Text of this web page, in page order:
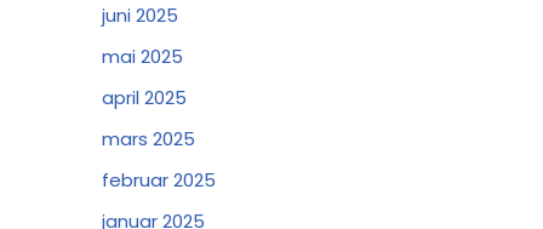
juni 2025
mai 2025
april 2025
mars 2025
februar 2025
januar 2025